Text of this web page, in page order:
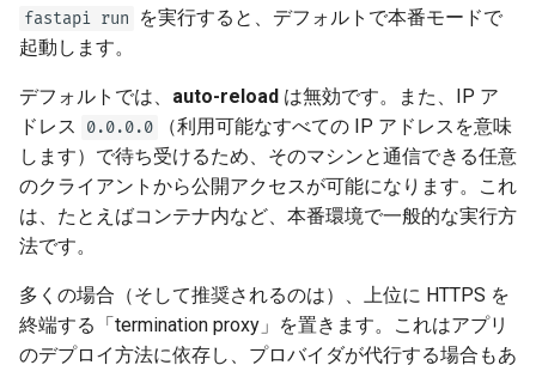
fastapi run
を実行すると、デフォルトで本番モードで
起動します。
デフォルトでは、 auto-reload は無効です。また、IP ア
ドレス
0.0.0.0
（利用可能なすべての IP アドレスを意味
します）で待ち受けるため、そのマシンと通信できる任意
のクライアントから公開アクセスが可能になります。これ
は、たとえばコンテナ内など、本番環境で一般的な実行方
法です。
多くの場合（そして推奨されるのは）、上位に HTTPS を
終端する「termination proxy」を置きます。これはアプリ
のデプロイ方法に依存し、プロバイダが代行する場合もあ